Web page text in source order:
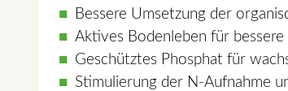
Bessere Umsetzung der
Aktives Bodenleben für
Geschütztes Phosphat für
Stimulierung der N-Aufnahme